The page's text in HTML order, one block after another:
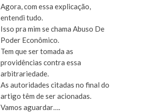
Agora, com essa explicação,
entendi tudo.
Isso pra mim se chama Abuso De
Poder Econômico.
Tem que ser tomada as
providências contra essa
arbitrariedade.
As autoridades citadas no final do
artigo têm de ser acionadas.
Vamos aguardar….